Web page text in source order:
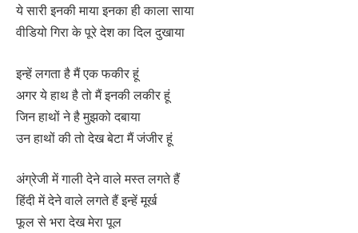
ये सारी इनकी माया इनका ही काला साया
वीडियो गिरा के पूरे देश का दिल दुखाया
इन्हें लगता है मैं एक फकीर हूं
अगर ये हाथ है तो मैं इनकी लकीर हूं
जिन हाथों ने है मुझको दबाया
उन हाथों की तो देख बेटा मैं जंजीर हूं
अंग्रेजी में गाली देने वाले मस्त लगते हैं
हिंदी में देने वाले लगते हैं इन्हें मूर्ख
फूल से भरा देख मेरा पूल